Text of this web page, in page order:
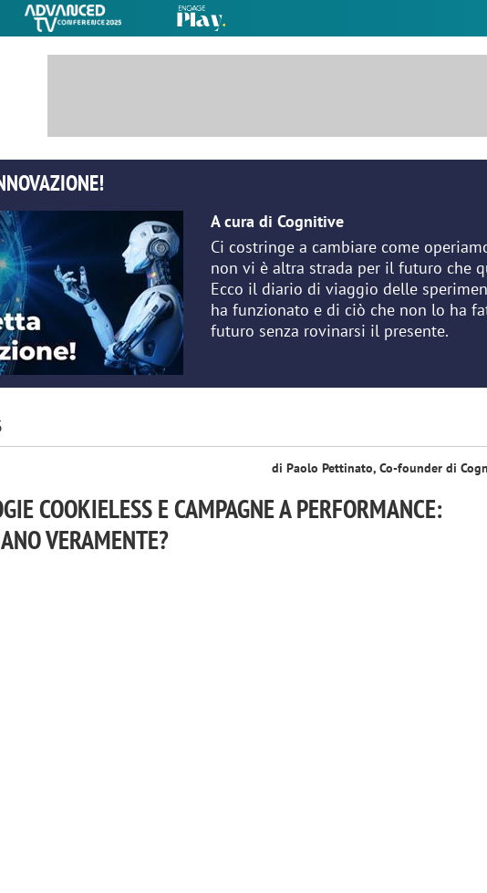
A cura di Cognitive
Ci costringe a cambiare come
non vi è altra strada per il futuro che
Ecco il diario di viaggio delle
ha funzionato e di ciò che non lo ha
futuro senza rovinarsi il presente.
di Paolo Pettinato, Co-founder di
COOKIELESS E CAMPAGNE A PERFORMANCE:
VERAMENTE?